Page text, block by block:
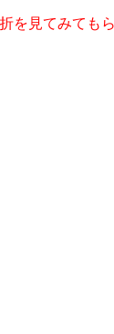
折を見てみても